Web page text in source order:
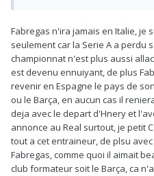
Fabregas n'ira jamais en Italie, je
seulement car la Serie A a perdu
championnat n'est plus aussi
est devenu ennuiyant, de plus
revenir en Espagne le pays de
ou le Barça, en aucun cas il
deja avec le depart d'Hnery et
annonce au Real surtout, je petit
tout a cet entraineur, de plsu
Fabregas, comme quoi il aimait
club formateur soit le Barça, ca